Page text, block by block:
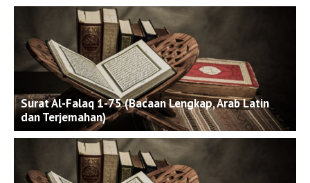
Surat Al-Falaq 1-75 (Bacaan Lengkap, Arab Latin
dan Terjemahan)